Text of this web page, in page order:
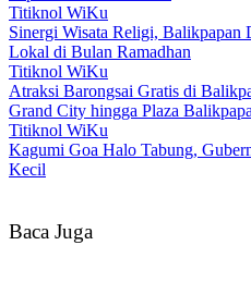
Titiknol WiKu
Sinergi Wisata Religi, Balikpapan
Lokal di Bulan Ramadhan
Titiknol WiKu
Atraksi Barongsai Gratis di
Grand City hingga Plaza
Titiknol WiKu
Kagumi Goa Halo Tabung,
Kecil
Baca Juga